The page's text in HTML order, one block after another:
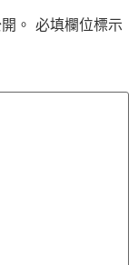
。 必填欄位標示